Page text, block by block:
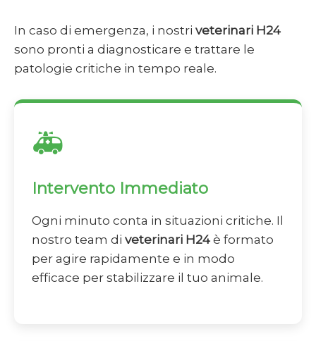
In caso di emergenza, i nostri veterinari H24
sono pronti a diagnosticare e trattare le
patologie critiche in tempo reale.
🚑
Intervento Immediato
Ogni minuto conta in situazioni critiche. Il
nostro team di veterinari H24 è formato
per agire rapidamente e in modo
efficace per stabilizzare il tuo animale.